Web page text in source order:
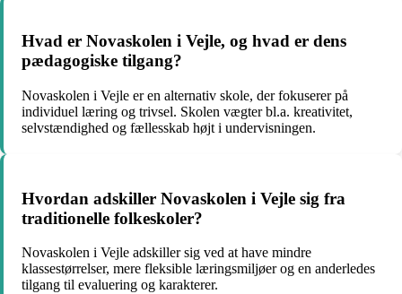
Hvad er Novaskolen i Vejle, og hvad er dens
pædagogiske tilgang?
Novaskolen i Vejle er en alternativ skole, der fokuserer på
individuel læring og trivsel. Skolen vægter bl.a. kreativitet,
selvstændighed og fællesskab højt i undervisningen.
Hvordan adskiller Novaskolen i Vejle sig fra
traditionelle folkeskoler?
Novaskolen i Vejle adskiller sig ved at have mindre
klassestørrelser, mere fleksible læringsmiljøer og en anderledes
tilgang til evaluering og karakterer.